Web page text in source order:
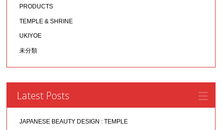
PRODUCTS
TEMPLE & SHRINE
UKIYOE
未分類
Latest Posts
JAPANESE BEAUTY DESIGN : TEMPLE